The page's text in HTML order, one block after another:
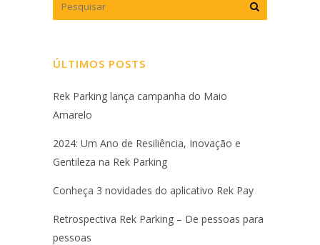
ÚLTIMOS POSTS
Rek Parking lança campanha do Maio
Amarelo
2024: Um Ano de Resiliência, Inovação e
Gentileza na Rek Parking
Conheça 3 novidades do aplicativo Rek Pay
Retrospectiva Rek Parking – De pessoas para
pessoas